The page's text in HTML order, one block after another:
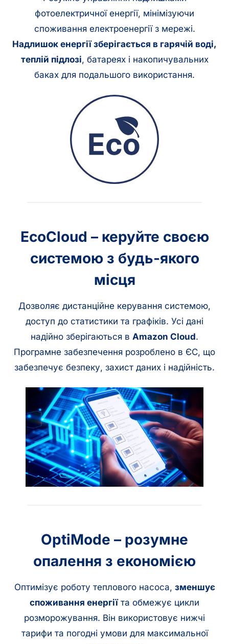
фотоелектричної енергії, мінімізуючи
споживання електроенергії з мережі.
Надлишок енергії зберігається в гарячій воді,
теплій підлозі, батареях і накопичувальних
баках для подальшого використання.
EcoCloud – керуйте своєю
системою з будь-якого
місця
Дозволяє дистанційне керування системою,
доступ до статистики та графіків. Усі дані
надійно зберігаються в Amazon Cloud.
Програмне забезпечення розроблено в ЄС, що
забезпечує безпеку, захист даних і надійність.
OptiMode – розумне
опалення з економією
Оптимізує роботу теплового насоса, зменшує
споживання енергіїта обмежує цикли
розморожування. Він використовує нижчі
тарифи та погодні умови для максимальної